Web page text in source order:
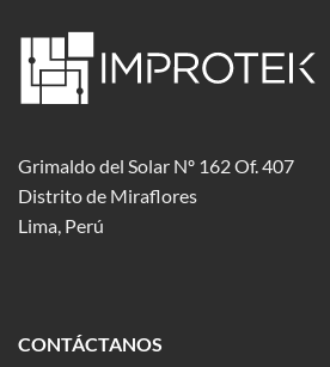
Grimaldo del Solar Nº 162 Of. 407
Distrito de Miraflores
Lima, Perú
CONTÁCTANOS